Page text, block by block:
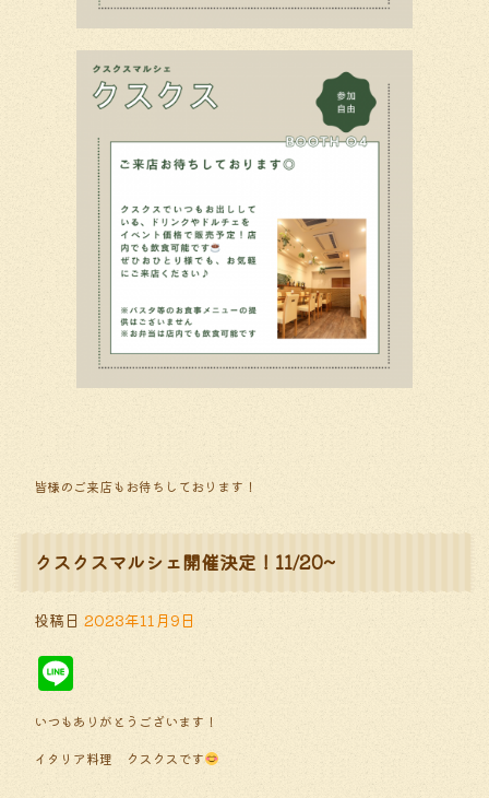
皆様のご来店もお待ちしております！
クスクスマルシェ開催決定！11/20~
投稿日 2023年11月9日
いつもありがとうございます！
イタリア料理 クスクスです